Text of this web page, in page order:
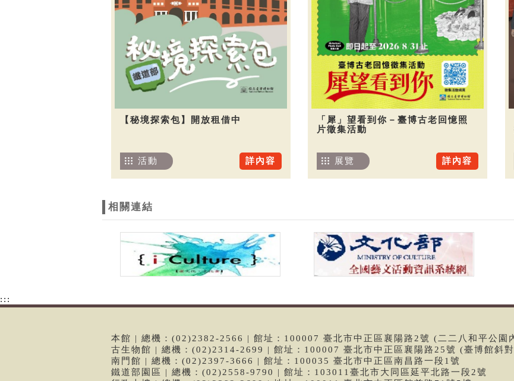
【秘境探索包】開放租借中
詳內容
活動
「犀」望看到你－臺博古老回憶照
片徵集活動
詳內容
展覽
相關連結
:::
本館 | 總機：(02)2382-2566 | 館址：100007 臺北市中正區襄陽路2號 (二二八和平公園
古生物館 | 總機：(02)2314-2699 | 館址：100007 臺北市中正區襄陽路25號 (臺博館斜
南門館 | 總機：(02)2397-3666 | 館址：100035 臺北市中正區南昌路一段1號
鐵道部園區 | 總機：(02)2558-9790 | 館址：103011臺北市大同區延平北路一段2號